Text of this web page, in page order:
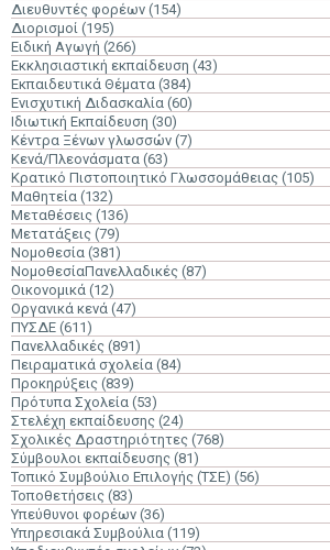
Διευθυντές φορέων (154)
Διορισμοί (195)
Ειδική Αγωγή (266)
Εκκλησιαστική εκπαίδευση (43)
Εκπαιδευτικά Θέματα (384)
Ενισχυτική Διδασκαλία (60)
Ιδιωτική Εκπαίδευση (30)
Κέντρα Ξένων γλωσσών (7)
Κενά/Πλεονάσματα (63)
Κρατικό Πιστοποιητικό Γλωσσομάθειας (105)
Μαθητεία (132)
Μεταθέσεις (136)
Μετατάξεις (79)
Νομοθεσία (381)
ΝομοθεσίαΠανελλαδικές (87)
Οικονομικά (12)
Οργανικά κενά (47)
ΠΥΣΔΕ (611)
Πανελλαδικές (891)
Πειραματικά σχολεία (84)
Προκηρύξεις (839)
Πρότυπα Σχολεία (53)
Στελέχη εκπαίδευσης (24)
Σχολικές Δραστηριότητες (768)
Σύμβουλοι εκπαίδευσης (81)
Τοπικό Συμβούλιο Επιλογής (ΤΣΕ) (56)
Τοποθετήσεις (83)
Υπεύθυνοι φορέων (36)
Υπηρεσιακά Συμβούλια (119)